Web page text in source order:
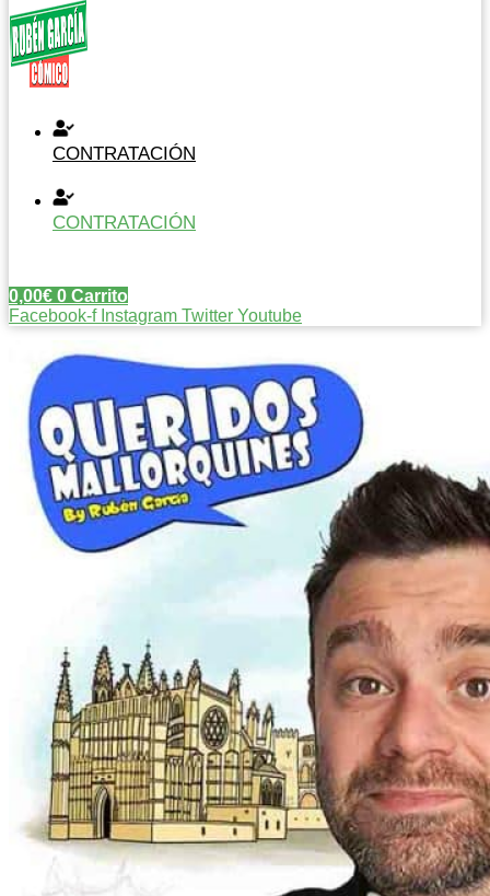
CONTRATACIÓN
CONTRATACIÓN
0,00€ 0 Carrito
Facebook-f Instagram Twitter Youtube